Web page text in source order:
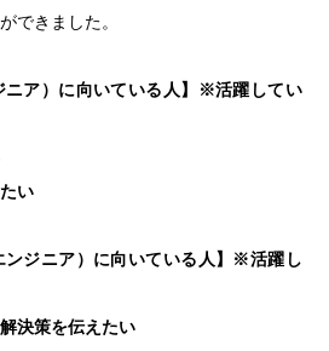
できました。
ニア）に向いている人】※活躍してい
い
ンジニア）に向いている人】※活躍し
決策を伝えたい